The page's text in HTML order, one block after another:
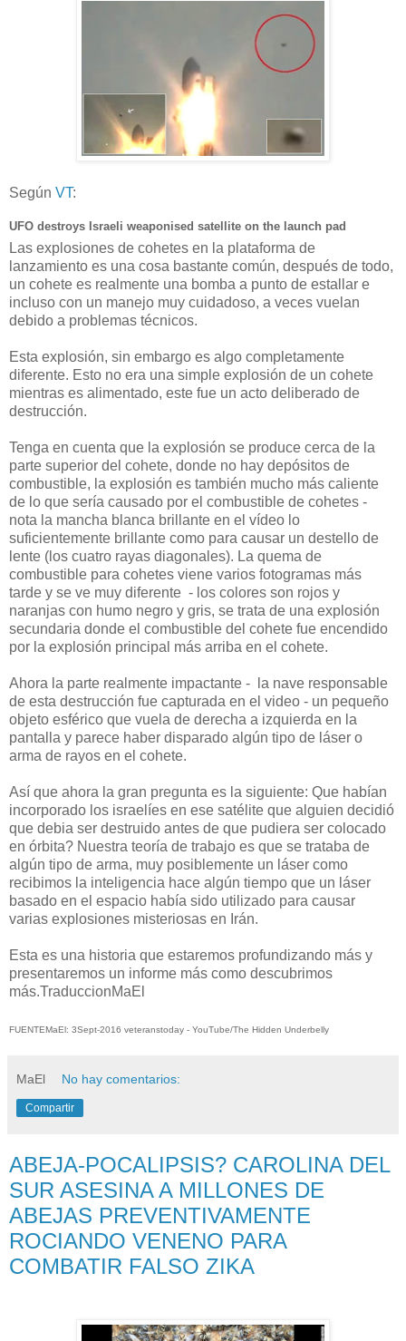
Según VT:
UFO destroys Israeli weaponised satellite on the launch pad
Las explosiones de cohetes en la plataforma de
lanzamiento es una cosa bastante común, después de todo,
un cohete es realmente una bomba a punto de estallar e
incluso con un manejo muy cuidadoso, a veces vuelan
debido a problemas técnicos.
Esta explosión, sin embargo es algo completamente
diferente. Esto no era una simple explosión de un cohete
mientras es alimentado, este fue un acto deliberado de
destrucción.
Tenga en cuenta que la explosión se produce cerca de la
parte superior del cohete, donde no hay depósitos de
combustible, la explosión es también mucho más caliente
de lo que sería causado por el combustible de cohetes -
nota la mancha blanca brillante en el vídeo lo
suficientemente brillante como para causar un destello de
lente (los cuatro rayas diagonales). La quema de
combustible para cohetes viene varios fotogramas más
tarde y se ve muy diferente - los colores son rojos y
naranjas con humo negro y gris, se trata de una explosión
secundaria donde el combustible del cohete fue encendido
por la explosión principal más arriba en el cohete.
Ahora la parte realmente impactante - la nave responsable
de esta destrucción fue capturada en el video - un pequeño
objeto esférico que vuela de derecha a izquierda en la
pantalla y parece haber disparado algún tipo de láser o
arma de rayos en el cohete.
Así que ahora la gran pregunta es la siguiente: Que habían
incorporado los israelíes en ese satélite que alguien decidió
que debia ser destruido antes de que pudiera ser colocado
en órbita? Nuestra teoría de trabajo es que se trataba de
algún tipo de arma, muy posiblemente un láser como
recibimos la inteligencia hace algún tiempo que un láser
basado en el espacio había sido utilizado para causar
varias explosiones misteriosas en Irán.
Esta es una historia que estaremos profundizando más y
presentaremos un informe más como descubrimos
más.TraduccionMaEl
FUENTEMaEl: 3Sept-2016 veteranstoday - YouTube/The Hidden Underbelly
MaEl No hay comentarios:
Compartir
ABEJA-POCALIPSIS? CAROLINA DEL
SUR ASESINA A MILLONES DE
ABEJAS PREVENTIVAMENTE
ROCIANDO VENENO PARA
COMBATIR FALSO ZIKA